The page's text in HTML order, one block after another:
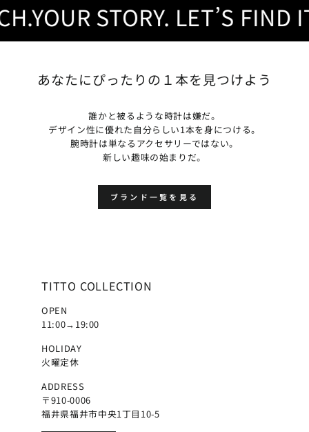
STORY. LET’S FIND IT.
あなたにぴったりの１本を見つけよう
誰かと被るような時計は嫌だ。
デザイン性に優れた自分らしい1本を身につける。
腕時計は単なるアクセサリーではない。
新しい趣味の始まりだ。
ブランド一覧を見る
TITTO COLLECTION
OPEN
11:00→19:00
HOLIDAY
火曜定休
ADDRESS
〒910-0006
福井県福井市中央1丁目10-5